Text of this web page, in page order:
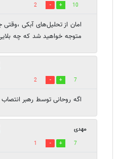
10
2
امان از تحلیل‌های آبکی
متوجه خواهید شد که چه
7
2
اگه روحانی توسط رهبر
مهدی
7
1